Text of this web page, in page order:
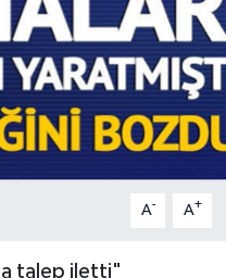
A- A+
talep iletti"